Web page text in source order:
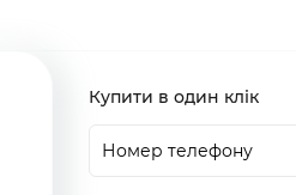
Купити в один клік